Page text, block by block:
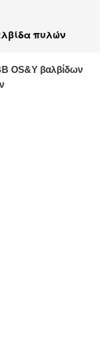
πυλών
OS&Y βαλβίδων